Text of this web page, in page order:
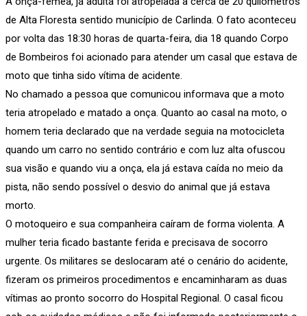
de Alta Floresta sentido município de Carlinda. O fato aconteceu
por volta das 18:30 horas de quarta-feira, dia 18 quando Corpo
de Bombeiros foi acionado para atender um casal que estava de
moto que tinha sido vítima de acidente.
No chamado a pessoa que comunicou informava que a moto
teria atropelado e matado a onça. Quanto ao casal na moto, o
homem teria declarado que na verdade seguia na motocicleta
quando um carro no sentido contrário e com luz alta ofuscou
sua visão e quando viu a onça, ela já estava caída no meio da
pista, não sendo possível o desvio do animal que já estava
morto.
O motoqueiro e sua companheira caíram de forma violenta. A
mulher teria ficado bastante ferida e precisava de socorro
urgente. Os militares se deslocaram até o cenário do acidente,
fizeram os primeiros procedimentos e encaminharam as duas
vítimas ao pronto socorro do Hospital Regional. O casal ficou